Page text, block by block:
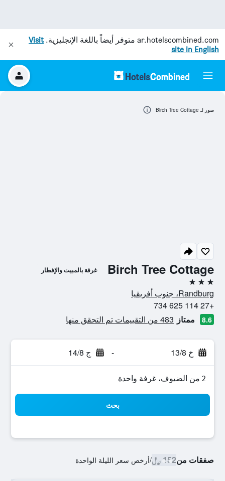
ar.hotelscombined.com متوفر أيضاً باللغة الإنجليزية.Visit
site in English
Birch Tree Cottage غرفة بالمبيت والإفطار
3 نجوم
Randburg، جنوب أفريقيا
+27 114 625 734
8.6 ممتاز 483 من التقييمات تم التحقق منها
خ 13/8 - ج 14/8
2 من الضيوف، غرفة واحدة
بحث
صفقات من152 ﷼ /أرخص سعر الليلة الواحدة
صور لـ Birch Tree Cottage